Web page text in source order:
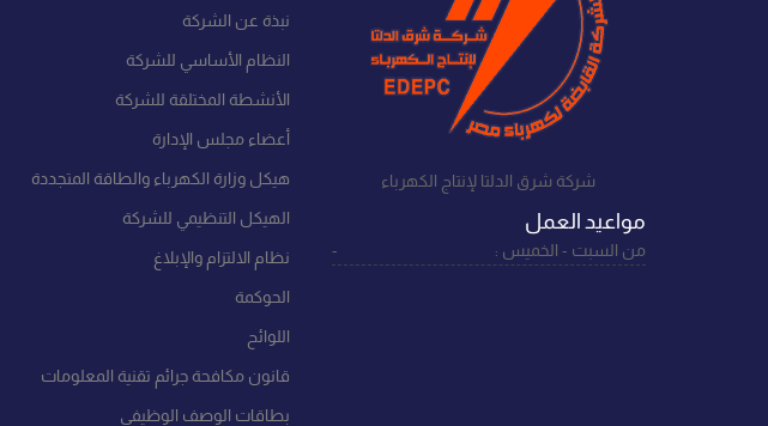
شركة شرق الدلتا لإنتاج الكهرباء
مواعيد العمل
من السبت - الخميس : -
نبذة عن الشركة
النظام الأساسي للشركة
الأنشطة المختلقة للشركة
أعضاء مجلس الإدارة
هيكل وزارة الكهرباء والطاقة المتجددة
الهيكل التنظيمي للشركة
نظام الالتزام والإبلاغ
الحوكمة
اللوائح
قانون مكافحة جرائم تقنية المعلومات
بطاقات الوصف الوظيفى